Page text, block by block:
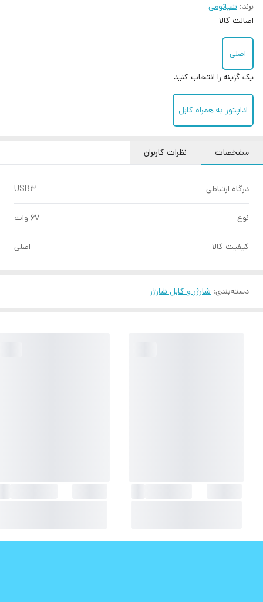
برند: شیائومی
اصالت کالا
اصلی
یک گزینه را انتخاب کنید
اداپتور به همراه کابل
مشخصات نظرات کاربران
درگاه ارتباطی USB3
نوع ۶۷ وات
کیفیت کالا اصلی
دسته‌بندی: شارژر و کابل شارژر